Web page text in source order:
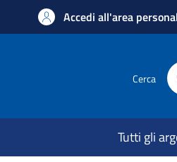
Accedi all'area
Cerca
Tutti gli